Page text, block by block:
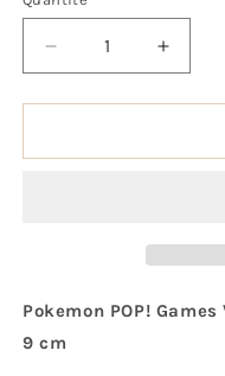
Réduire
la
quantité
Pop!
la
Pop!
Pokemon POP!
9 cm